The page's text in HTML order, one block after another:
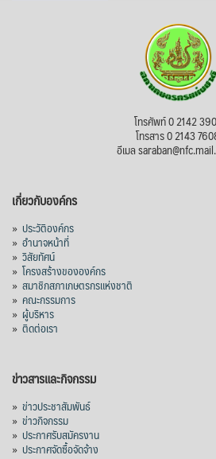
โทรศัพท์ 0 2142
โทรสาร 0 2143
อีเมล
เกี่ยวกับองค์กร
» ประวัติองค์กร
» อำนาจหน้าที่
» วิสัยทัศน์
» โครงสร้างขององค์กร
» สมาชิกสภาเกษตรกรแห่งชาติ
» คณะกรรมการ
» ผู้บริหาร
» ติดต่อเรา
ข่าวสารและกิจกรรม
» ข่าวประชาสัมพันธ์
» ข่าวกิจกรรม
» ประกาศรับสมัครงาน
» ประกาศจัดซื้อจัดจ้าง